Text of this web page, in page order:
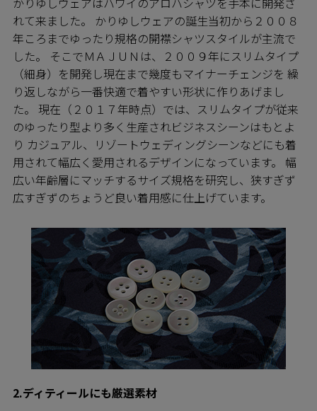
れて来ました。 かりゆしウェアの誕生当初から２００８
年ころまでゆったり規格の開襟シャツスタイルが主流で
した。 そこでＭＡＪＵＮは、２００９年にスリムタイプ
（細身）を開発し現在まで幾度もマイナーチェンジを 繰
り返しながら一番快適で着やすい形状に作りあげまし
た。 現在（２０１７年時点）では、スリムタイプが従来
のゆったり型より多く生産されビジネスシーンはもとよ
り カジュアル、リゾートウェディングシーンなどにも着
用されて幅広く愛用されるデザインになっています。 幅
広い年齢層にマッチするサイズ規格を研究し、狭すぎず
広すぎずのちょうど良い着用感に仕上げています。
2.ディティールにも厳選素材